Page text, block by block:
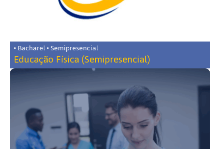
• Bacharel • Semipresencial
Educação Física (Semipresencial)